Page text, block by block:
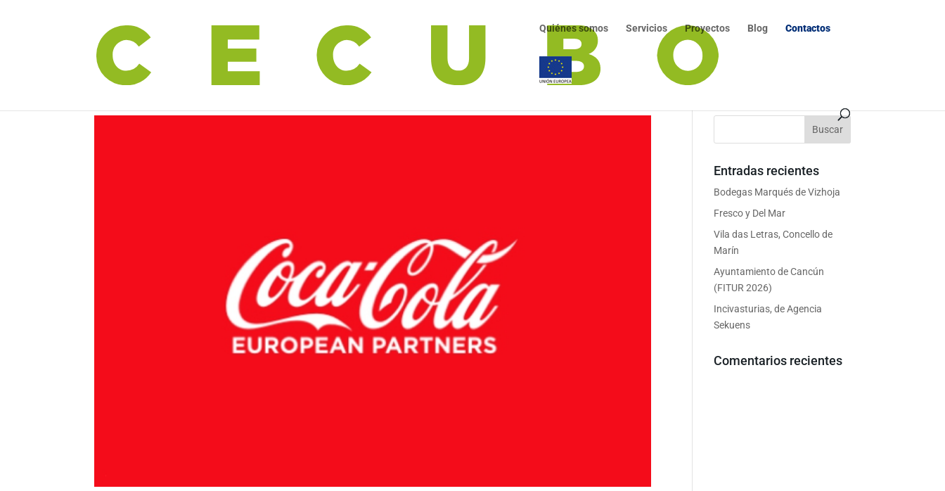
Quiénes somos Servicios Proyectos Blog Contactos
Entradas recientes
Bodegas Marqués de Vizhoja
Fresco y Del Mar
Vila das Letras, Concello de
Marín
Ayuntamiento de Cancún
(FITUR 2026)
Incivasturias, de Agencia
Sekuens
Comentarios recientes